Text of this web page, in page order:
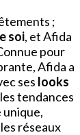
;
soi, et Afida
pour
Afida a
ses looks
tendances
unique,
réseaux